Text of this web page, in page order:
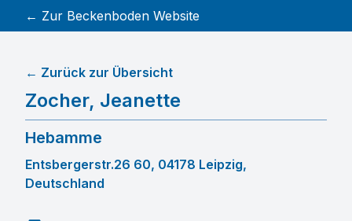
← Zur Beckenboden Website
Zocher, Jeanette
← Zurück zur Übersicht
Hebamme
Entsbergerstr.26 60, 04178 Leipzig,
Deutschland